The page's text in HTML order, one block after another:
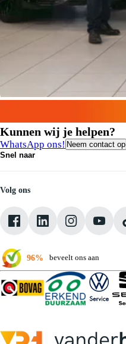
Kunnen wij je helpen?
WhatsApp ons! Neem contact op
Snel naar
Medewerkers
Onze servicebeloften
Pechhulp
Klantbeoordelingen
Verkoopvoorwaarden
Volg ons
96% beveelt ons aan